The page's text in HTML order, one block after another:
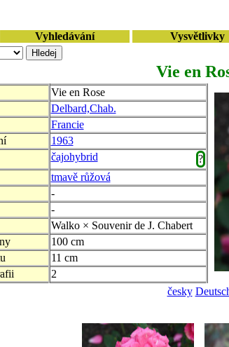
Vyhledávání Vysvětlivky
Vie en
Vie en Rose
Delbard,Chab.
Francie
1963
čajohybrid
?
tmavě růžová
-
-
Walko × Souvenir de J. Chabert
100 cm
11 cm
2
česky